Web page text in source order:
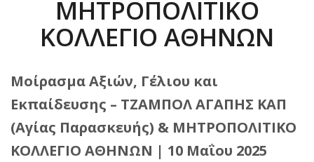
ΜΗΤΡΟΠΟΛΙΤΙΚΟ
ΚΟΛΛΕΓΙΟ ΑΘΗΝΩΝ
Μοίρασμα Αξιών, Γέλιου και
Εκπαίδευσης – ΤΖΑΜΠΟΛ ΑΓΑΠΗΣ ΚΑΠ
(Αγίας Παρασκευής) & ΜΗΤΡΟΠΟΛΙΤΙΚΟ
ΚΟΛΛΕΓΙΟ ΑΘΗΝΩΝ | 10 Μαΐου 2025